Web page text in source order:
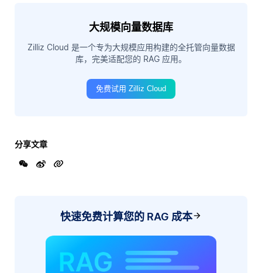
大规模向量数据库
Zilliz Cloud 是一个专为大规模应用构建的全托管向量数据
库，完美适配您的 RAG 应用。
免费试用 Zilliz Cloud
分享文章
快速免费计算您的 RAG 成本